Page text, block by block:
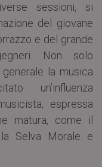
sessioni, si
del giovane
e del grande
Non solo
la musica
un’influenza
espressa
matura, come il
Selva Morale e